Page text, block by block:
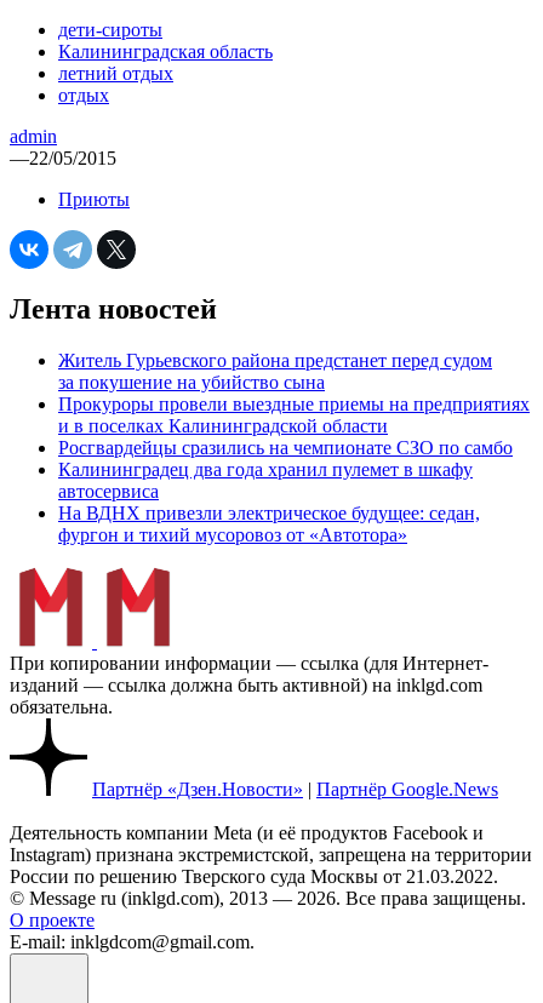
дети-сироты
Калининградская область
летний отдых
отдых
admin
—22/05/2015
Приюты
Лента новостей
Житель Гурьевского района предстанет перед судом
за покушение на убийство сына
Прокуроры провели выездные приемы на предприятиях
и в поселках Калининградской области
Росгвардейцы сразились на чемпионате СЗО по самбо
Калининградец два года хранил пулемет в шкафу
автосервиса
На ВДНХ привезли электрическое будущее: седан,
фургон и тихий мусоровоз от «Автотора»
При копировании информации — ссылка (для Интернет-
изданий — ссылка должна быть активной) на inklgd.com
обязательна.
Партнёр «Дзен.Новости» | Партнёр Google.News
Деятельность компании Meta (и её продуктов Facebook и
Instagram) признана экстремистской, запрещена на территории
России по решению Тверского суда Москвы от 21.03.2022.
© Message ru (inklgd.com), 2013 — 2026. Все права защищены.
О проекте
E-mail: inklgdcom@gmail.com.